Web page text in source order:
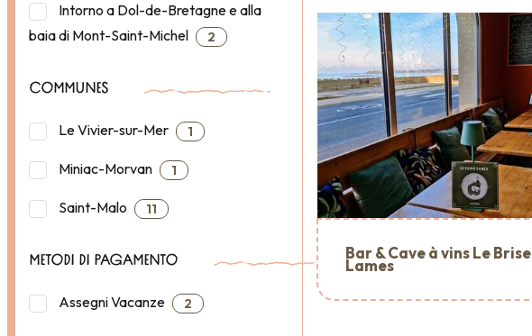
Intorno a Dol-de-Bretagne e alla
baia di Mont-Saint-Michel
2
COMMUNES
Le Vivier-sur-Mer 1
Miniac-Morvan 1
Saint-Malo 11
METODI DI PAGAMENTO
Assegni Vacanze 2
Bar & Cave à vins Le Brise
Lames